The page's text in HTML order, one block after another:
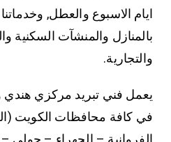
ايام الاسبوع والعطل,
بالمنازل والمنشآت السكنية
والتجارية.
يعمل فني تبريد مركزي هندي
في كافة محافظات الكويت
الفروانية – الجهراء – حولي